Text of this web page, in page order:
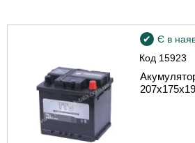
Код 15923
Є в